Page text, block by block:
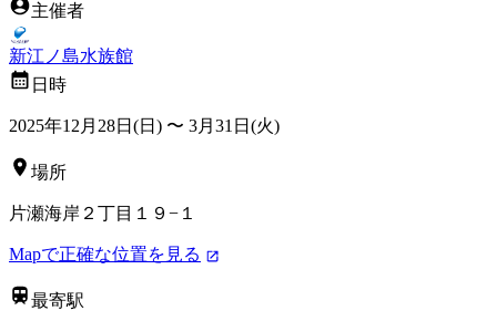
主催者
新江ノ島水族館
日時
2025年12月28日(日) 〜 3月31日(火)
場所
片瀬海岸２丁目１９−１
Mapで正確な位置を見る
最寄駅